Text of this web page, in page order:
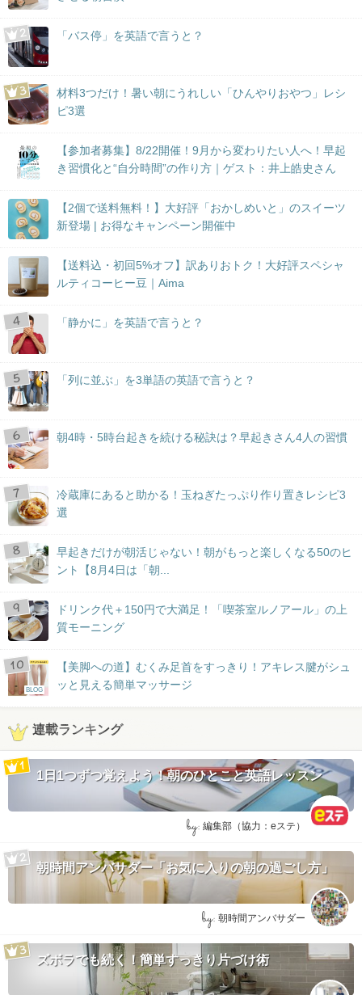
「バス停」を英語で言うと？
材料3つだけ！暑い朝にうれしい「ひんやりおやつ」レシ
ピ3選
【参加者募集】8/22開催！9月から変わりたい人へ！早起
き習慣化と“自分時間”の作り方｜ゲスト：井上皓史さん
【2個で送料無料！】大好評「おかしめいと」のスイーツ
新登場 | お得なキャンペーン開催中
【送料込・初回5%オフ】訳ありおトク！大好評スペシャ
ルティコーヒー豆｜Aima
「静かに」を英語で言うと？
「列に並ぶ」を3単語の英語で言うと？
朝4時・5時台起きを続ける秘訣は？早起きさん4人の習慣
冷蔵庫にあると助かる！玉ねぎたっぷり作り置きレシピ3
選
早起きだけが朝活じゃない！朝がもっと楽しくなる50のヒ
ント【8月4日は「朝...
ドリンク代＋150円で大満足！「喫茶室ルノアール」の上
質モーニング
BLOG
【美脚への道】むくみ足首をすっきり！アキレス腱がシュ
ッと見える簡単マッサージ
連載ランキング
1日1つずつ覚えよう！朝のひとこと英語レッスン
by: 編集部（協力：eステ）
朝時間アンバサダー「お気に入りの朝の過ごし方」
by: 朝時間アンバサダー
ズボラでも続く！簡単すっきり片づけ術